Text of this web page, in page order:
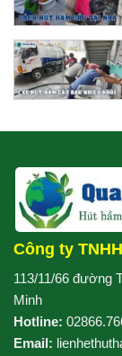
Công ty
113/11/66 đường
Minh
Hotline:
Email: